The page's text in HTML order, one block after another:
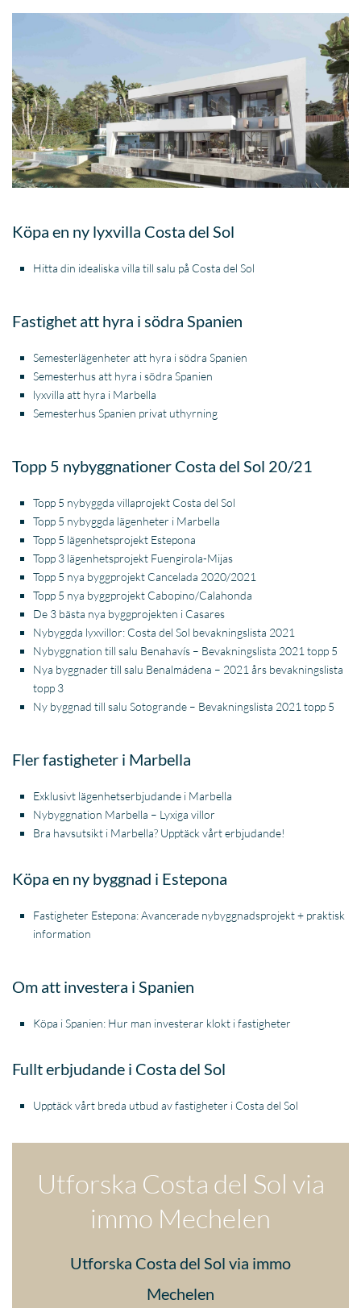
Köpa en ny lyxvilla Costa del Sol
Hitta din idealiska villa till salu på Costa del Sol
Fastighet att hyra i södra Spanien
Semesterlägenheter att hyra i södra Spanien
Semesterhus att hyra i södra Spanien
lyxvilla att hyra i Marbella
Semesterhus Spanien privat uthyrning
Topp 5 nybyggnationer Costa del Sol 20/21
Topp 5 nybyggda villaprojekt Costa del Sol
Topp 5 nybyggda lägenheter i Marbella
Topp 5 lägenhetsprojekt Estepona
Topp 3 lägenhetsprojekt Fuengirola-Mijas
Topp 5 nya byggprojekt Cancelada 2020/2021
Topp 5 nya byggprojekt Cabopino/Calahonda
De 3 bästa nya byggprojekten i Casares
Nybyggda lyxvillor: Costa del Sol bevakningslista 2021
Nybyggnation till salu Benahavís – Bevakningslista 2021 topp 5
Nya byggnader till salu Benalmádena – 2021 års bevakningslista
topp 3
Ny byggnad till salu Sotogrande – Bevakningslista 2021 topp 5
Fler fastigheter i Marbella
Exklusivt lägenhetserbjudande i Marbella
Nybyggnation Marbella – Lyxiga villor
Bra havsutsikt i Marbella? Upptäck vårt erbjudande!
Köpa en ny byggnad i Estepona
Fastigheter Estepona: Avancerade nybyggnadsprojekt + praktisk
information
Om att investera i Spanien
Köpa i Spanien: Hur man investerar klokt i fastigheter
Fullt erbjudande i Costa del Sol
Upptäck vårt breda utbud av fastigheter i Costa del Sol
Utforska Costa del Sol via
immo Mechelen
Utforska Costa del Sol via immo
Mechelen